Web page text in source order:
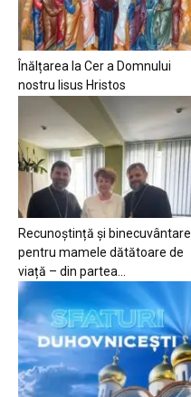
Înălțarea la Cer a Domnului
nostru Iisus Hristos
Recunoștință și binecuvântare
pentru mamele dătătoare de
viață – din partea...